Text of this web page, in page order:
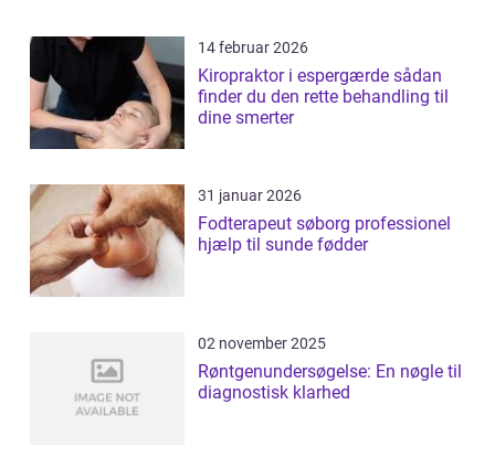
14 februar 2026
Kiropraktor i espergærde sådan
finder du den rette behandling til
dine smerter
31 januar 2026
Fodterapeut søborg professionel
hjælp til sunde fødder
02 november 2025
Røntgenundersøgelse: En nøgle til
diagnostisk klarhed